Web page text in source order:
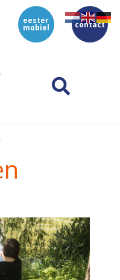
eester
mobiel contact